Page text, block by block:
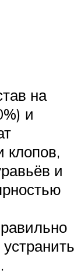
на
и
клопов,
и